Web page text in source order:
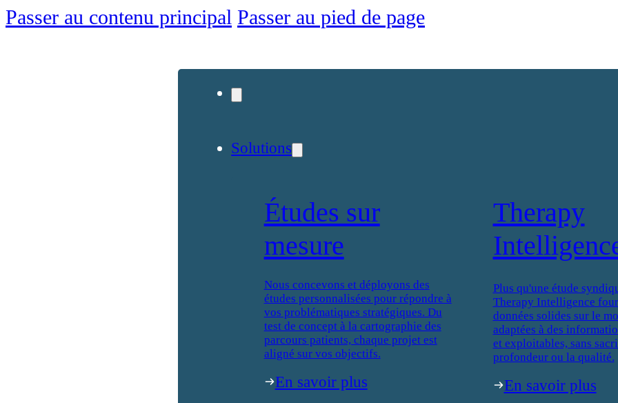
Passer au contenu principal Passer au pied de page
Solutions
Études sur
mesure
Nous concevons et déployons des
études personnalisées pour répondre à
vos problématiques stratégiques. Du
test de concept à la cartographie des
parcours patients, chaque projet est
aligné sur vos objectifs.
En savoir plus
Therapy
Plus qu'une étude
Therapy Intelligence
données solides sur le
adaptées à des
et exploitables, sans
profondeur ou la qualité.
En savoir plus